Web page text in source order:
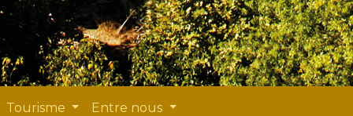
Tourisme Entre nous